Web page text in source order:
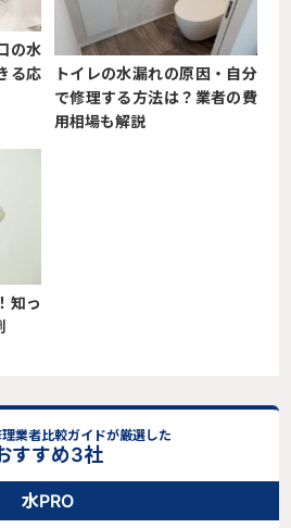
の水
る応
トイレの水漏れの原因・自分
で修理する方法は？業者の費
用相場も解説
知っ
業者比較ガイドが厳選した
すすめ3社
水PRO